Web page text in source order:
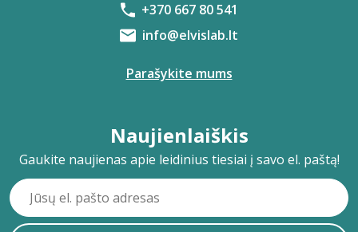
+370 667 80 541
info@elvislab.lt
Parašykite mums
Naujienlaiškis
Gaukite naujienas apie leidinius tiesiai į savo el. paštą!